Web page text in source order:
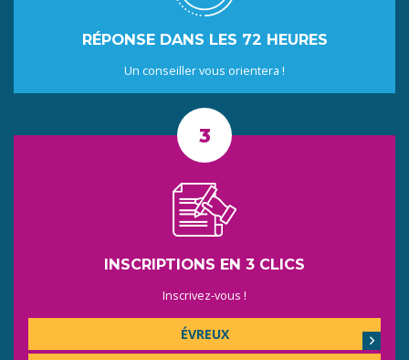
RÉPONSE DANS LES 72 HEURES
Un conseiller vous orientera !
INSCRIPTIONS EN 3 CLICS
Inscrivez-vous !
ÉVREUX